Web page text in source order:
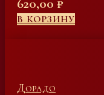
620,00 ₽
В КОРЗИНУ
Дорадо